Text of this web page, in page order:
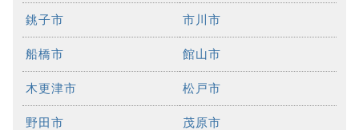
銚子市 市川市
船橋市 館山市
木更津市 松戸市
野田市 茂原市